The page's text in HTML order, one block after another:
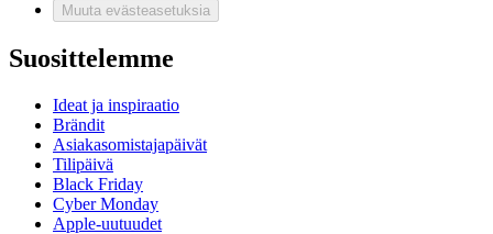
Muuta evästeasetuksia
Suosittelemme
Ideat ja inspiraatio
Brändit
Asiakasomistajapäivät
Tilipäivä
Black Friday
Cyber Monday
Apple-uutuudet